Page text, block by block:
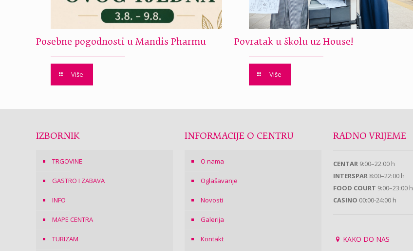
Posebne pogodnosti u Mandis Pharmu
Više
Povratak u školu uz House!
Više
IZBORNIK
TRGOVINE
GASTRO I ZABAVA
INFO
MAPE CENTRA
TURIZAM
INFORMACIJE O CENTRU
O nama
Oglašavanje
Novosti
Galerija
Kontakt
RADNO VRIJEME
CENTAR 9:00–22:00 h
INTERSPAR 8:00–22:00 h
FOOD COURT 9:00–23:00 h
CASINO 00:00-24:00 h
KAKO DO NAS